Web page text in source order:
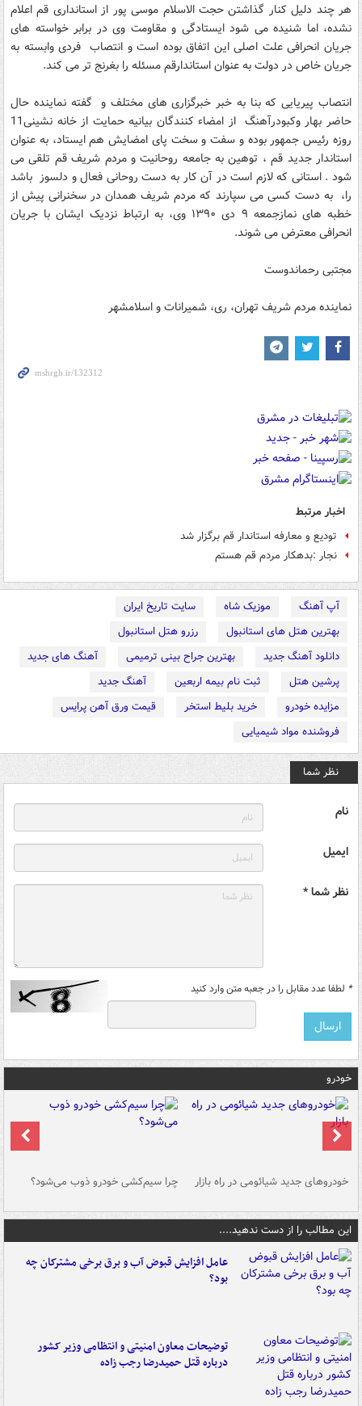
هر چند دلیل کنار گذاشتن حجت الاسلام موسی پور از استانداری قم اعلام
نشده، اما شنیده می شود ایستادگی و مقاومت وی در برابر خواسته های
جریان انحرافی علت اصلی این اتفاق بوده است و انتصاب فردی وابسته به
جریان خاص در دولت به عنوان استاندارقم مسئله را بغرنج تر می کند.
انتصاب پیریایی که بنا به خبر خبرگزاری های مختلف و گفته نماینده حال
حاضر بهار وکبودرآهنگ از امضاء کنندگان بیانیه حمایت از خانه نشینی11
روزه رئیس جمهور بوده و سفت و سخت پای امضایش هم ایستاد، به عنوان
استاندار جدید قم ، توهین به جامعه روحانیت و مردم شریف قم تلقی می
شود . استانی که لازم است در آن کار به دست روحانی فعال و دلسوز باشد
را، به دست کسی می سپارند که مردم شریف همدان در سخنرانی پیش از
خطبه های نمازجمعه ۹ دی ۱۳۹۰ وی، به ارتباط نزدیک ایشان با جریان
انحرافی معترض می شوند.
مجتبی رحماندوست
نماینده مردم شریف تهران، ری، شمیرانات و اسلامشهر
اخبار مرتبط
تودیع و معارفه استاندار قم برگزار شد
نجار :بدهکار مردم قم هستم
آپ آهنگ موزیک شاه
سایت تاریخ ایران
بهترین هتل های استانبول
رزرو هتل استانبول
دانلود آهنگ جدید
بهترین جراح بینی ترمیمی
آهنگ های جدید
پرشین هتل
ثبت نام بیمه اربعین
آهنگ جدید
مزایده خودرو
خرید بلیط استخر
قیمت ورق آهن پرایس
فروشنده مواد شیمیایی
نظر شما
نام
ایمیل
نظر شما *
* لطفا عدد مقابل را در جعبه متن وارد کنید
خودرو
خودروهای جدید شیائومی در راه بازار چرا سیم‌کشی خودرو ذوب می‌شود؟
این مطالب را از دست ندهید....
عامل افزایش قبوض آب و برق برخی مشترکان چه
بود؟
توضیحات معاون امنیتی و انتظامی وزیر کشور
درباره قتل حمیدرضا رجب زاده